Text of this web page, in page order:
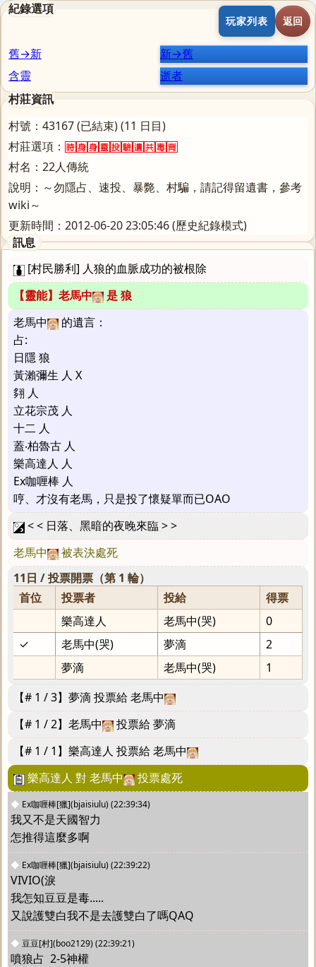
紀錄選項
舊→新
新→舊
含靈
逝者
玩家列表 返回
村莊資訊
村號：43167 (已結束) (11 日目)
村莊選項：
村名：22人傳統
說明：～勿隱占、速投、暴斃、村騙，請記得留遺書，參考
wiki～
更新時間：2012-06-20 23:05:46 (歷史紀錄模式)
訊息
[村民勝利] 人狼的血脈成功的被根除
【靈能】老馬中
是 狼
老馬中
的遺言：
占:
日隱 狼
黃瀨彌生 人 X
翗 人
立花宗茂 人
十二 人
蓋‧柏魯古 人
樂高達人 人
Ex咖喱棒 人
哼、才沒有老馬，只是投了懷疑單而已OAO
< < 日落、黑暗的夜晚來臨 > >
老馬中
被表決處死
11日 / 投票開票（第 1 輪）
首位
投票者 投給
得票
樂高達人
老馬中(哭)
0
✓
老馬中(哭) 夢滴
2
夢滴
老馬中(哭)
1
【# 1 / 3】夢滴 投票給 老馬中
【# 1 / 2】老馬中
投票給 夢滴
【# 1 / 1】樂高達人 投票給 老馬中
樂高達人 對 老馬中
投票處死
◆ Ex咖喱棒[獵](bjaisiulu) (22:39:34)
我又不是天國智力
怎推得這麼多啊
◆ Ex咖喱棒[獵](bjaisiulu) (22:39:22)
VIVIO(淚
我怎知豆豆是毒.....
又說護雙白我不是去護雙白了嗎QAQ
◆ 豆豆[村](boo2129) (22:39:21)
噴狼占  2-5神權